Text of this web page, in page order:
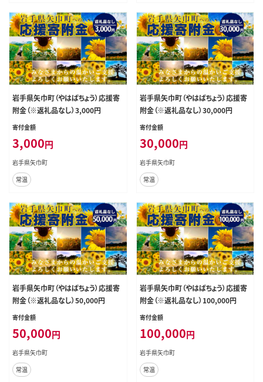
岩手県矢巾町（やはばちょう）応援寄
附金（※返礼品なし）3,000円
寄付金額
3,000円
岩手県矢巾町
常温
岩手県矢巾町（やはばちょう）応援寄
附金（※返礼品なし）30,000円
寄付金額
30,000円
岩手県矢巾町
常温
岩手県矢巾町（やはばちょう）応援寄
附金（※返礼品なし）50,000円
寄付金額
50,000円
岩手県矢巾町
常温
岩手県矢巾町（やはばちょう）応援寄
附金（※返礼品なし）100,000円
寄付金額
100,000円
岩手県矢巾町
常温